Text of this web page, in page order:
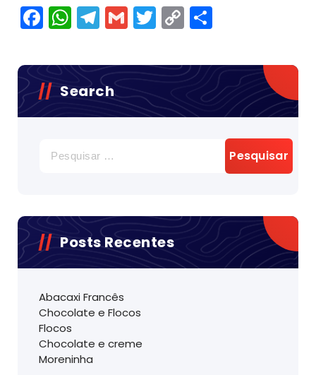
Facebook
WhatsApp
Telegram
Gmail
Twitter
Copy
Link
Search
por:
Posts Recentes
Abacaxi Francês
Chocolate e Flocos
Flocos
Chocolate e creme
Moreninha